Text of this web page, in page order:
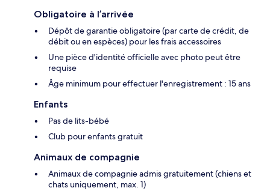
Obligatoire à l’arrivée
Dépôt de garantie obligatoire (par carte de crédit, de
débit ou en espèces) pour les frais accessoires
Une pièce d'identité officielle avec photo peut être
requise
Âge minimum pour effectuer l'enregistrement : 15 ans
Enfants
Pas de lits-bébé
Club pour enfants gratuit
Animaux de compagnie
Animaux de compagnie admis gratuitement (chiens et
chats uniquement, max. 1)